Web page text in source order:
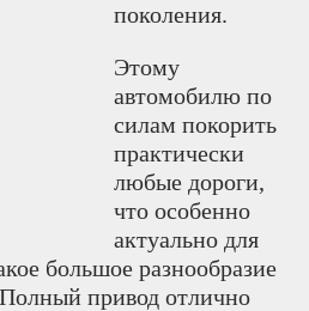
поколения.
Этому
автомобилю по
силам покорить
практически
любые дороги,
что особенно
актуально для
большое разнообразие
привод отлично